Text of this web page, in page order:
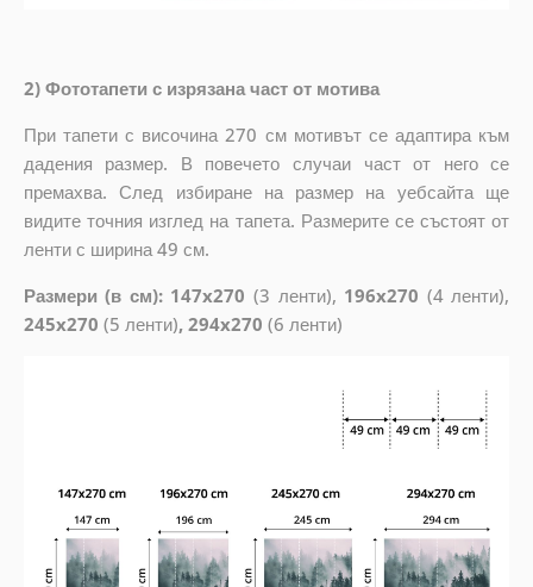
2) Фототапети с изрязана част от мотива
При тапети с височина 270 см мотивът се адаптира към
дадения размер. В повечето случаи част от него се
премахва. След избиране на размер на уебсайта ще
видите точния изглед на тапета. Размерите се състоят от
ленти с ширина 49 см.
Размери (в см): 147x270 (3 ленти), 196x270 (4 ленти),
245x270 (5 ленти), 294x270 (6 ленти)